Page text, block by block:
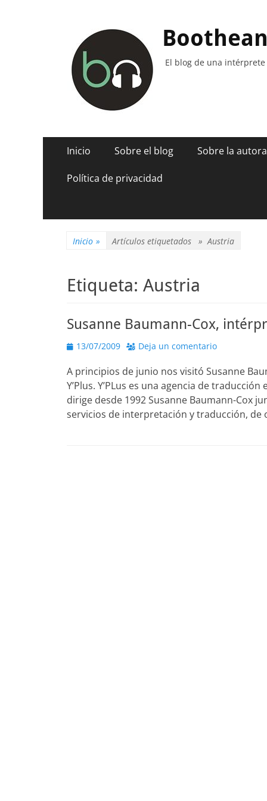
El blog de una
Menú
Saltar
contenido
Inicio Sobre el blog Sobre la autora
Política de privacidad
Inicio » Artículos etiquetados »Austria
Etiqueta: Austria
Susanne Baumann-Cox,
Publicado
13/07/2009 Deja un comentario
A principios de junio nos visitó Susanne
Y’Plus. Y’PLus es una agencia de
dirige desde 1992 Susanne Baumann-Cox
servicios de interpretación y traducción, de